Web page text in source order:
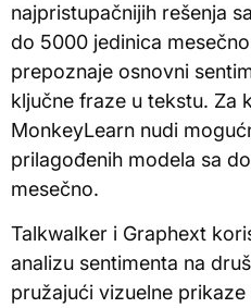
najpristupačnijih rešenja
do 5000 jedinica
prepoznaje osnovni
ključne fraze u tekstu. Za
MonkeyLearn nudi
prilagođenih modela sa
mesečno.
Talkwalker i Graphext
analizu sentimenta na
pružajući vizuelne